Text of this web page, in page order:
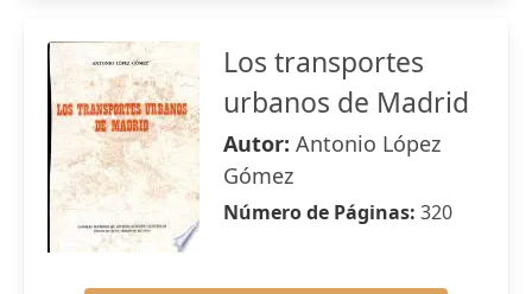
Los transportes
urbanos de Madrid
Autor: Antonio López
Gómez
Número de Páginas: 320